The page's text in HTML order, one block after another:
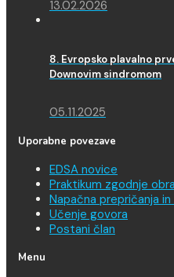
13.02.2026
8. Evropsko plavalno
Downovim sindromom
05.11.2025
Uporabne povezave
EDSA novice
Praktikum zgodnje
Napačna prepričanja
Učenje govora
Postani član
Menu